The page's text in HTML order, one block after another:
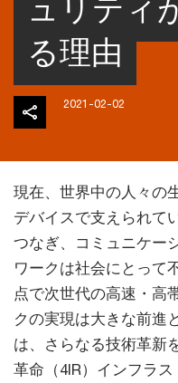
ュリティ
る理由
2021-02-02
現在、世界中の人々の
デバイスで支えられて
つなぎ、コミュニケー
ワークは社会にとって
点で次世代の高速・高
クの実現は大きな前進
は、さらなる技術革新
革命（4IR）インフラ